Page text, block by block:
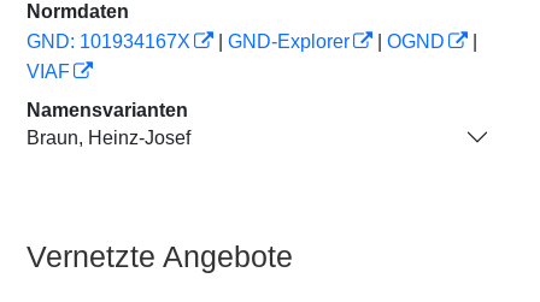
Normdaten
GND: 101934167X
GND-Explorer OGND
VIAF
Namensvarianten
Braun, Heinz-Josef
Vernetzte Angebote